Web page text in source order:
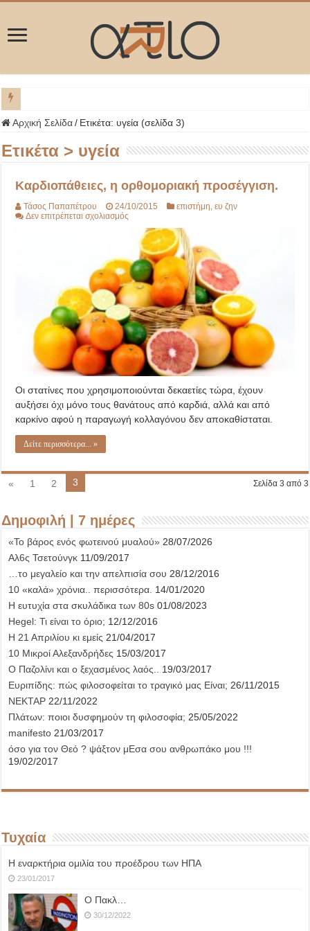
Αρχική Σελίδα / Ετικέτα: υγεία (σελίδα 3)
Ετικέτα > υγεία
Καρδιοπάθειες, η ορθομοριακή προσέγγιση.
Τάσος Παπαπέτρου 24/10/2015 επιστήμη ,ευ ζην
Δεν επιτρέπεται σχολιασμός
ορθομοριακή
προσέγγιση.
Οι στατίνες που χρησιμοποιούνται δεκαετίες τώρα, έχουν
αυξήσει όχι μόνο τους θανάτους από καρδιά, αλλά και από
καρκίνο αφού η παραγωγή κολλαγόνου δεν αποκαθίσταται.
Δείτε περισσότερα... »
Σελίδα 3 από 3
« 1 2 3
Δημοφιλή | 7 ημέρες
«Το βάρος ενός φωτεινού μυαλού» 28/07/2026
Αλ6ς Τσετούνγκ 11/09/2017
…το μεγαλείο και την απελπισία σου 28/12/2016
10 «καλά» χρόνια.. περισσότερα. 14/01/2020
Η ευτυχία στα σκυλάδικα των 80s 01/08/2023
Hegel: Τι είναι το όριο; 12/12/2016
Η 21 Απριλίου κι εμείς 21/04/2017
10 Μικροί Αλεξανδρήδες 15/03/2017
Ο Παζολίνι και ο ξεχασμένος λαός.. 19/03/2017
Ευριπίδης: πώς φιλοσοφείται το τραγικό μας Είναι; 26/11/2015
ΝΕΚΤΑΡ 22/11/2022
Πλάτων: ποιοι δυσφημούν τη φιλοσοφία; 25/05/2022
manifesto 21/03/2017
όσο για τον Θεό ? ψάξτον μΕσα σου ανθρωπάκο μου !!!
19/02/2017
Τυχαία
Η εναρκτήρια ομιλία του προέδρου των ΗΠΑ
23/01/2017
Ο Πακλ…
30/12/2022